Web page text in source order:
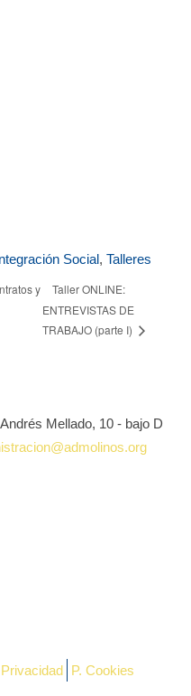
Social, Talleres
y
Taller ONLINE:
ENTREVISTAS DE
TRABAJO (parte I)
Mellado, 10 - bajo D
Privacidad P. Cookies